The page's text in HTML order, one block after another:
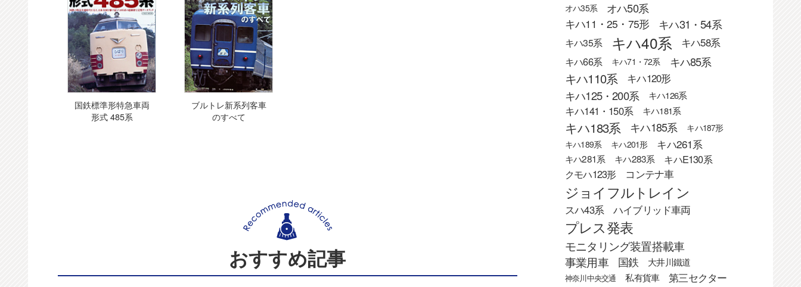
国鉄標準形特急車両
形式 485系
ブルトレ新系列客車
のすべて
おすすめ記事
オハ35系
オハ50系
キハ11・25・75形 キハ31・54系
キハ35系 キハ40系
キハ58系
キハ66系
キハ71・72系 キハ85系
キハ110系 キハ120形
キハ125・200系 キハ126系
キハ141・150系 キハ181系
キハ183系 キハ185系
キハ187形
キハ189系
キハ201形 キハ261系
キハ281系 キハ283系
キハE130系
クモハ123形
コンテナ車
ジョイフルトレイン
スハ43系 ハイブリッド車両
プレス発表
モニタリング装置搭載車
事業用車 国鉄 大井川鐵道
神奈川中央交通 私有貨車
第三セクター